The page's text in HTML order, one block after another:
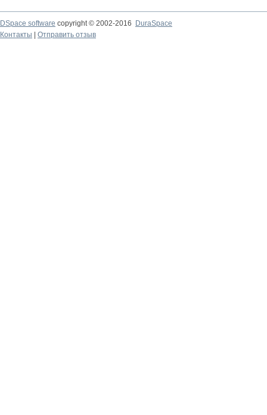
DSpace software copyright © 2002-2016
DuraSpace
Контакты
Отправить отзыв